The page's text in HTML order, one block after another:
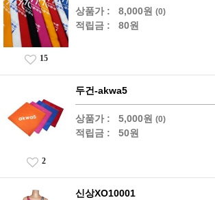
상품가 : 8,000원 (0)
적립금 : 80원
15
두건-akwa5
상품가 : 5,000원 (0)
적립금 : 50원
2
신상XO10001